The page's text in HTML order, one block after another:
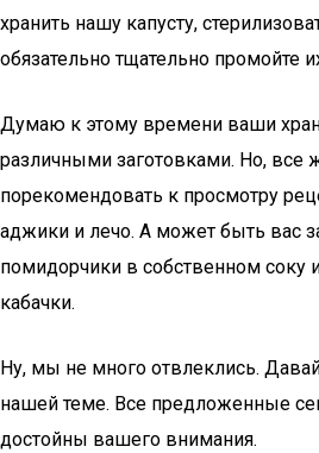
хранить нашу капусту,
обязательно тщательно промойте
Думаю к этому времени ваши
различными заготовками. Но, все
порекомендовать к просмотру
аджики и лечо. А может быть вас
помидорчики в собственном соку
кабачки.
Ну, мы не много отвлеклись.
нашей теме. Все предложенные
достойны вашего внимания.